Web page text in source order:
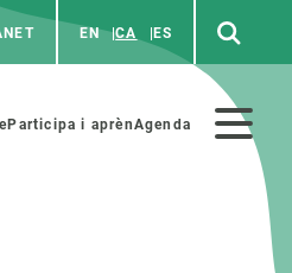
EN CA ES
Participa i aprènAgenda